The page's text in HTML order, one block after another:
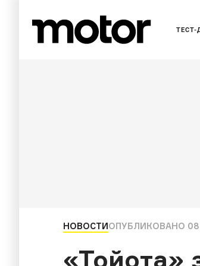
ТЕСТ-
НОВОСТИОПУБЛИКОВАНО
«Тойота»